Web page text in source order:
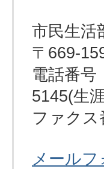
市民生活
〒669-
電話番号
5145(生
ファクス
メール